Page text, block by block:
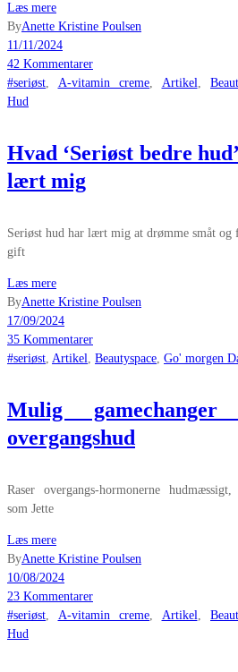
Læs mere
ByAnette Kristine Poulsen
11/11/2024
42 Kommentarer
#seriøst
A-vitamin creme Artikel
Hud
Hvad ‘Seriøst bedre
lært mig
Seriøst hud har lært mig at drømme småt og
gift
Læs mere
ByAnette Kristine Poulsen
17/09/2024
35 Kommentarer
#seriøst Artikel Beautyspace Go' morgen
Mulig
overgangshud
Raser overgangs-hormonerne
som Jette
Læs mere
ByAnette Kristine Poulsen
10/08/2024
23 Kommentarer
#seriøst
A-vitamin creme Artikel
Hud